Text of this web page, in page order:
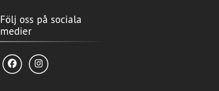
Följ oss på sociala
medier